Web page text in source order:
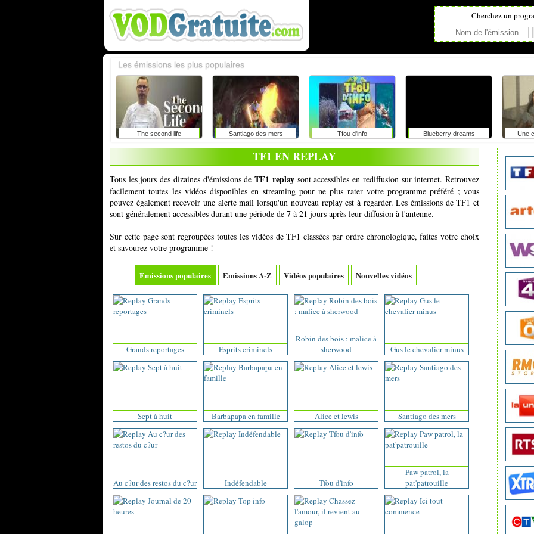
Cherchez un
The second life Santiago des mers Tfou d'info Blueberry dreams Une
Les émissions les plus populaires
TF1 EN REPLAY
Tous les jours des dizaines d'émissions deTF1 replaysont accessibles en rediffusion sur internet. Retrouvez
facilement toutes les vidéos disponibles en streaming pour ne plus rater votre programme préféré ; vous
pouvez également recevoir une alerte mail lorsqu'un nouveau replay est à regarder. Les émissions de TF1 et
sont généralement accessibles durant une période de 7 à 21 jours après leur diffusion à l'antenne.
Sur cette page sont regroupées toutes les vidéos de TF1 classées par ordre chronologique, faites votre choix
et savourez votre programme !
Emissions populaires Emissions A-Z Vidéos populaires Nouvelles vidéos
Grands reportages Esprits criminels
Robin des bois : malice à
sherwood
Gus le chevalier minus
Sept à huit Barbapapa en famille Alice et lewis Santiago des mers
Au c?ur des restos du c?ur Indéfendable Tfou d'info
Paw patrol, la
pat'patrouille